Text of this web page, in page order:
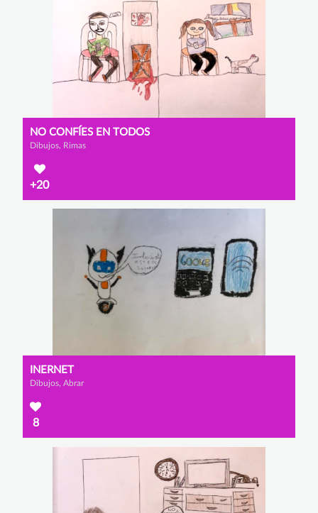
NO CONFÍES EN TODOS
Dibujos, Rimas
+20
INERNET
Dibujos, Abrar
8